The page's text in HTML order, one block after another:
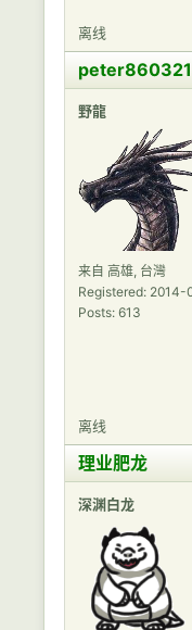
离线
peter860321
野龍
来自 高雄, 台灣
Registered:
Posts: 613
离线
理业肥龙
深渊白龙